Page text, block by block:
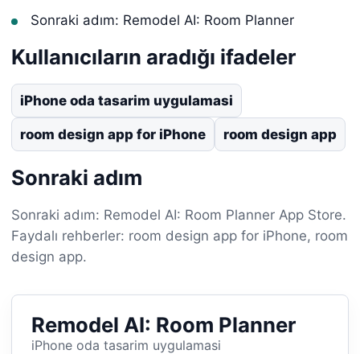
Sonraki adım: Remodel AI: Room Planner
Kullanıcıların aradığı ifadeler
iPhone oda tasarim uygulamasi
room design app for iPhone room design app
Sonraki adım
Sonraki adım: Remodel AI: Room Planner App Store.
Faydalı rehberler: room design app for iPhone, room
design app.
Remodel AI: Room Planner
iPhone oda tasarim uygulamasi